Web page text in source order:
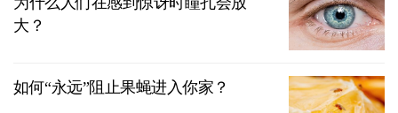
大？
如何“永远”阻止果蝇进入你家？